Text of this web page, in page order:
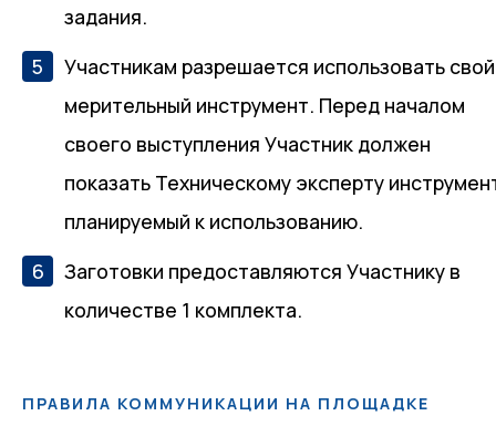
задания.
Участникам разрешается использовать свой
мерительный инструмент. Перед началом
своего выступления Участник должен
показать Техническому эксперту
планируемый к использованию.
Заготовки предоставляются Участнику в
количестве 1 комплекта.
ПРАВИЛА КОММУНИКАЦИИ НА ПЛОЩАДКЕ